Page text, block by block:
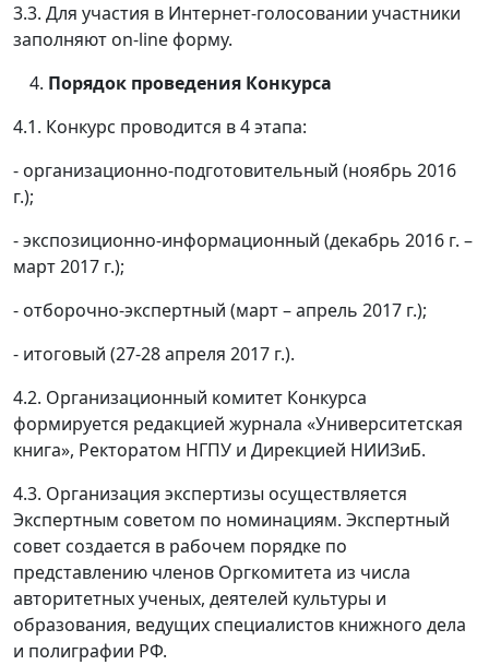
3.3. Для участия в Интернет-голосовании участники
заполняют on-line форму.
Порядок проведения Конкурса
4.1. Конкурс проводится в 4 этапа:
- организационно-подготовительный (ноябрь 2016
г.);
- экспозиционно-информационный (декабрь 2016 г. –
март 2017 г.);
- отборочно-экспертный (март – апрель 2017 г.);
- итоговый (27-28 апреля 2017 г.).
4.2. Организационный комитет Конкурса
формируется редакцией журнала «Университетская
книга», Ректоратом НГПУ и Дирекцией НИИЗиБ.
4.3. Организация экспертизы осуществляется
Экспертным советом по номинациям. Экспертный
совет создается в рабочем порядке по
представлению членов Оргкомитета из числа
авторитетных ученых, деятелей культуры и
образования, ведущих специалистов книжного дела
и полиграфии РФ.